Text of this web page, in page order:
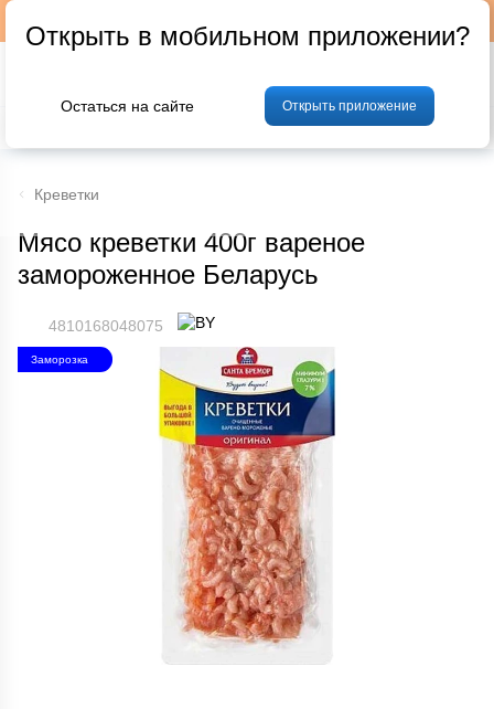
Фрукты и овощи Мясо Птица
Креветки
Мясо креветки 400г вареное
замороженное Беларусь
4810168048075
Заморозка
Открыть в мобильном приложении?
Остаться на сайте Открыть приложение